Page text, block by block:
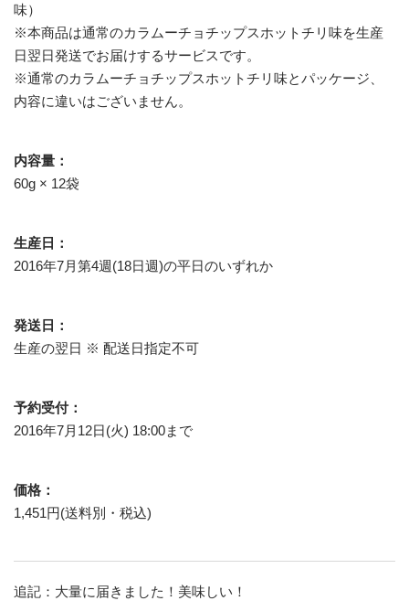
味）
※本商品は通常のカラムーチョチップスホットチリ味を生産
日翌日発送でお届けするサービスです。
※通常のカラムーチョチップスホットチリ味とパッケージ、
内容に違いはございません。
内容量：
60g × 12袋
生産日：
2016年7月第4週(18日週)の平日のいずれか
発送日：
生産の翌日 ※ 配送日指定不可
予約受付：
2016年7月12日(火) 18:00まで
価格：
1,451円(送料別・税込)
追記：大量に届きました！美味しい！